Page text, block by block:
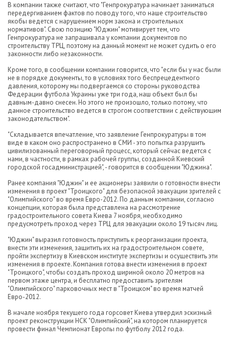
В компании также считают, что "Генпрокуратура начинает заниматься
передергиванием фактов по поводу того, что наше строительство
якобы ведется с нарушением норм закона и строительных
нормативов". Свою позицию "Юджин" мотивирует тем, что
Генпрокуратура не запрашивала у компании документов по
строительству ТРЦ, поэтому на данный момент не может судить о его
законности либо незаконности.
Кроме того, в сообщении компании говорится, что "если бы у нас были
не в порядке документы, то в условиях того беспрецедентного
давления, которому мы подвергаемся со стороны руководства
Федерации футбола Украины уже три года, наш объект был бы
давным-давно снесен. Но этого не произошло, только потому, что
данное строительство ведется в строгом соответствии с действующим
законодательством".
"Складывается впечатление, что заявление Генпрокуратуры в том
виде в каком оно распространено в СМИ - это попытка разрушить
цивилизованный переговорный процесс, который сейчас ведется с
нами, в частности, в рамках рабочей группы, созданной Киевский
городской госадминистрацией", - говорится в сообщении "Юджина".
Ранее компания "Юджин" и ее акционеры заявили о готовности внести
изменения в проект "Троицкого" для безопасной эвакуации зрителей с
"Олимпийского" во время Евро-2012. По данным компании, согласно
концепции, которая была представлена на рассмотрение
градостроительного совета Киева 7 ноября, необходимо
предусмотреть проход через ТРЦ для эвакуации около 19 тысяч лиц.
"Юджин" выразил готовность приступить к реорганизации проекта,
внести эти изменения, защитить их на градостроительном совете,
пройти экспертизу в Киевском институте экспертизы и осуществить эти
изменения в проекте. Компания готова внести изменения в проект
"Троицкого", чтобы создать проход шириной около 20 метров на
первом этаже центра, и бесплатно предоставить зрителям
"Олимпийского" парковочных мест в "Троицком" во время матчей
Евро-2012.
В начале ноября текущего года горсовет Киева утвердил эскизный
проект реконструкции НСК "Олимпийский", на котором планируется
провести финал Чемпионат Европы по футболу 2012 года.